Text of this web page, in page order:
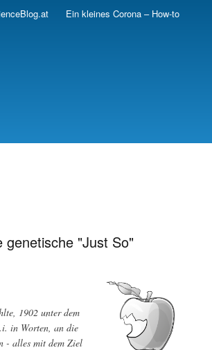
Ein kleines Corona – How-to
"Just So"
1902 unter dem
in Worten, an die
- alles mit dem Ziel